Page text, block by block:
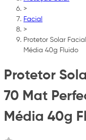
>
Facial
>
Protetor Solar
Média 40g Fluido
Protetor
70 Mat
Média 40g